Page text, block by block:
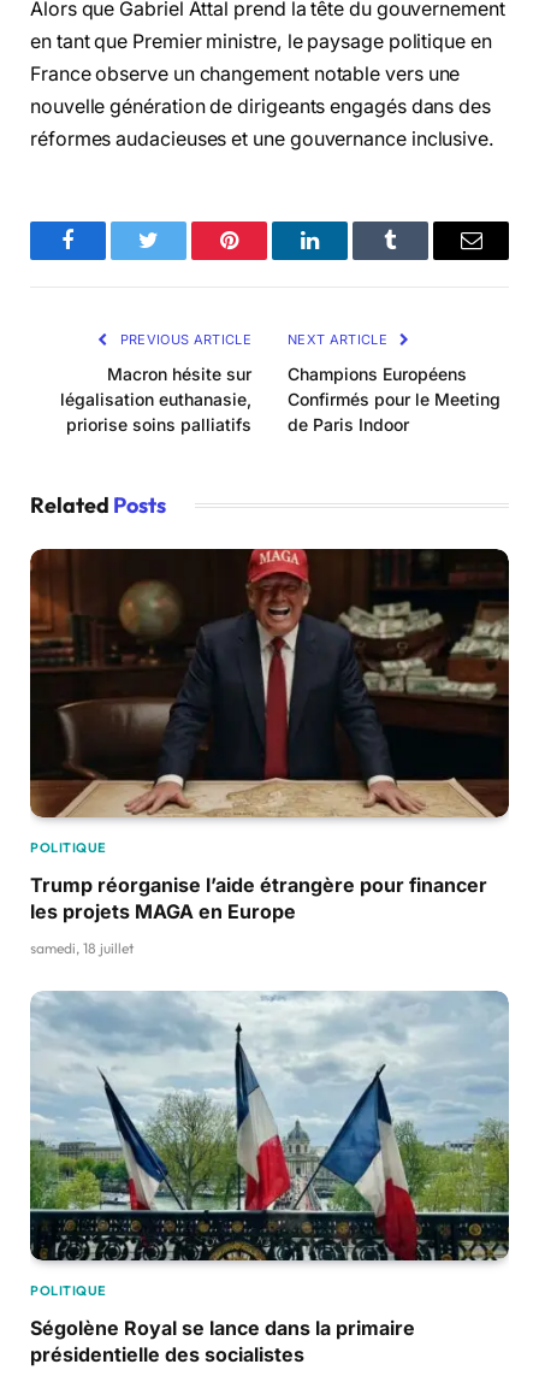
Alors que Gabriel Attal prend la tête du gouvernement
en tant que Premier ministre, le paysage politique en
France observe un changement notable vers une
nouvelle génération de dirigeants engagés dans des
réformes audacieuses et une gouvernance inclusive.
FacebookTwitter Pinterest LinkedInTumblr Email
PREVIOUS ARTICLE
Macron hésite sur
légalisation euthanasie,
priorise soins palliatifs
NEXT ARTICLE
Champions Européens
Confirmés pour le Meeting
de Paris Indoor
Related Posts
POLITIQUE
Trump réorganise l’aide étrangère pour financer
les projets MAGA en Europe
samedi, 18 juillet
POLITIQUE
Ségolène Royal se lance dans la primaire
présidentielle des socialistes